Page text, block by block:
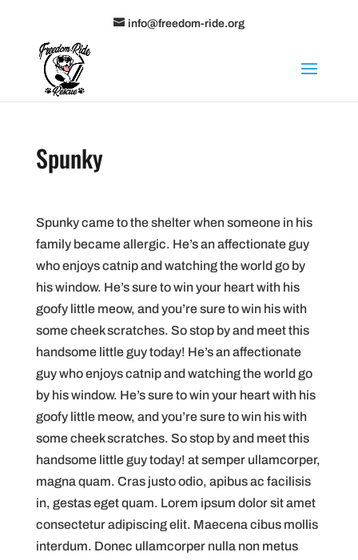
info@freedom-ride.org
Spunky
Spunky came to the shelter when someone in his
family became allergic. He’s an affectionate guy
who enjoys catnip and watching the world go by
his window. He’s sure to win your heart with his
goofy little meow, and you’re sure to win his with
some cheek scratches. So stop by and meet this
handsome little guy today! He’s an affectionate
guy who enjoys catnip and watching the world go
by his window. He’s sure to win your heart with his
goofy little meow, and you’re sure to win his with
some cheek scratches. So stop by and meet this
handsome little guy today! at semper ullamcorper,
magna quam. Cras justo odio, apibus ac facilisis
in, gestas eget quam. Lorem ipsum dolor sit amet
consectetur adipiscing elit. Maecena cibus mollis
interdum. Donec ullamcorper nulla non metus